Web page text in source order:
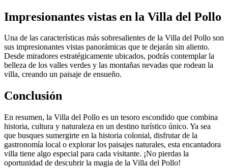
Impresionantes vistas en la Villa del Pollo
Una de las características más sobresalientes de la Villa del Pollo son
sus impresionantes vistas panorámicas que te dejarán sin aliento.
Desde miradores estratégicamente ubicados, podrás contemplar la
belleza de los valles verdes y las montañas nevadas que rodean la
villa, creando un paisaje de ensueño.
Conclusión
En resumen, la Villa del Pollo es un tesoro escondido que combina
historia, cultura y naturaleza en un destino turístico único. Ya sea
que busques sumergirte en la historia colonial, disfrutar de la
gastronomía local o explorar los paisajes naturales, esta encantadora
villa tiene algo especial para cada visitante. ¡No pierdas la
oportunidad de descubrir la magia de la Villa del Pollo!